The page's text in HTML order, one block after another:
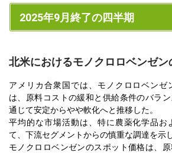
2025年9月終了の四半期
北米におけるモノクロロベンゼン
アメリカ合衆国では、モノクロロベンゼ
は、原料コストの緩和と供給条件のバラ
通じて安定からやや軟化へと推移した。
平均的な市場活動は、特に農薬化学品お
て、下流セグメントからの慎重な調達を示し
モノクロロベンゼンのスポット価格は、